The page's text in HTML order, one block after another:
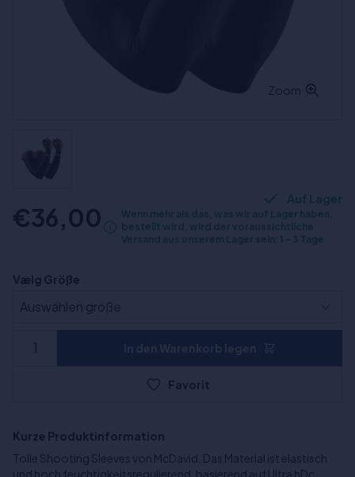
Zoom
€36,00
Auf Lager
Wenn mehr als das, was wir auf Lager haben,
bestellt wird, wird der voraussichtliche
Versand aus unserem Lager sein: 1 - 3 Tage
Vælg Größe
Favorit
Kurze Produktinformation
Tolle Shooting Sleeves von McDavid. Das Material ist elastisch
und hoch feuchtigkeitsregulierend, basierend auf Ultra hDc